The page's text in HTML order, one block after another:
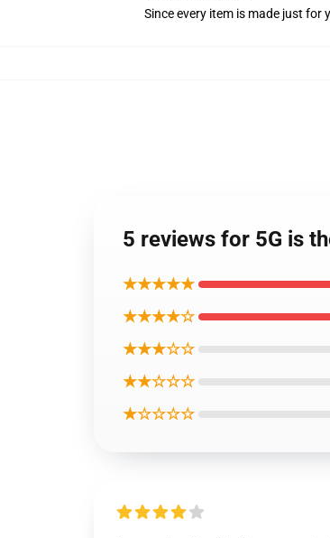
Since every item is made just
5 reviews for 5G is
★★★★★
★★★★☆
★★★☆☆
★★☆☆☆
★☆☆☆☆